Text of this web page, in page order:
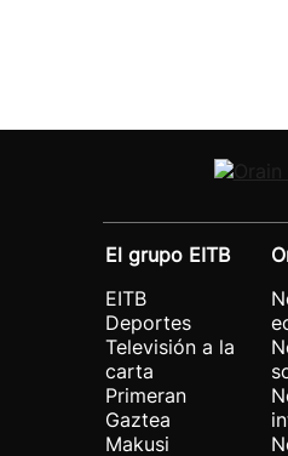
El grupo EITB
EITB
Deportes
Televisión a la
carta
Primeran
Gaztea
Makusi